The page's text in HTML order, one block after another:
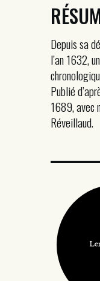
Depuis sa
l’an 1632,
Publié
1689, avec
Réveillaud.